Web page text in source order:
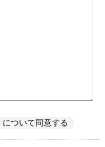
について同意する